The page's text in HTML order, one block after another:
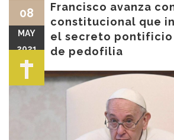
Francisco avanza
constitucional que
el secreto pontificio
de pedofilia
08
MAY
2021